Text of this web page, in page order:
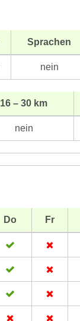
Sprachen
nein
16 – 30 km
nein
Do Fr